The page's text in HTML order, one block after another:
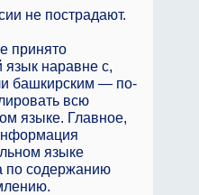
не пострадают.
принято
язык наравне с,
башкирским — по-
всю
языке. Главное,
языке
по содержанию